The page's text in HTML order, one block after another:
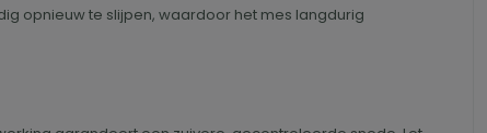
opnieuw te slijpen, waardoor het mes langdurig